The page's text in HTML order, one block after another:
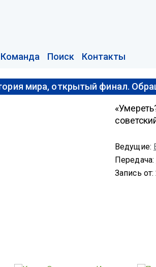
Команда Поиск Контакты
мира, открытый финал.
Ведущие:
Передача:
Запись